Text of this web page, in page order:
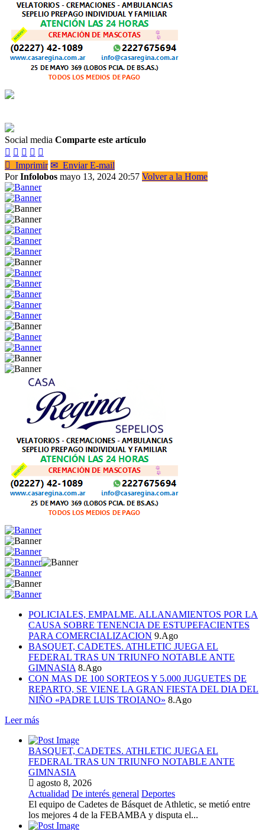
Social media Comparte este artículo
    
 Imprimir ✉ Enviar E-mail
PorInfolobos mayo 13, 2024 20:57 Volver a la Home
POLICIALES, EMPALME. ALLANAMIENTOS POR LA
CAUSA SOBRE TENENCIA DE ESTUPEFACIENTES
PARA COMERCIALIZACION 9.Ago
BASQUET, CADETES. ATHLETIC JUEGA EL
FEDERAL TRAS UN TRIUNFO NOTABLE ANTE
GIMNASIA 8.Ago
CON MAS DE 100 SORTEOS Y 5.000 JUGUETES DE
REPARTO, SE VIENE LA GRAN FIESTA DEL DIA DEL
NIÑO «PADRE LUIS TROIANO» 8.Ago
Leer más
BASQUET, CADETES. ATHLETIC JUEGA EL
FEDERAL TRAS UN TRIUNFO NOTABLE ANTE
GIMNASIA
agosto 8, 2026
Actualidad De interés general Deportes
El equipo de Cadetes de Básquet de Athletic, se metió entre
los mejores 4 de la FEBAMBA y disputa el...